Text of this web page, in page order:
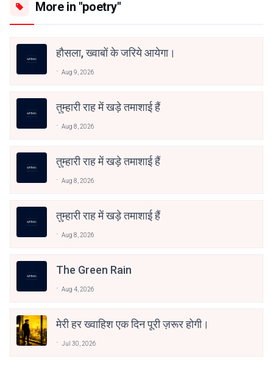
More in "poetry"
हौसला, ख्वाबों के जरिये आयेगा।
Aug 9, 2026
तुम्हारी राह में खड़े तमाशाई हैं
Aug 8, 2026
तुम्हारी राह में खड़े तमाशाई हैं
Aug 8, 2026
तुम्हारी राह में खड़े तमाशाई हैं
Aug 8, 2026
The Green Rain
Aug 4, 2026
मेरी हर ख्वाहिश एक दिन पूरी ज़रूर होगी।
Jul 30, 2026